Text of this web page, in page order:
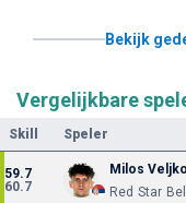
Bekijk
Vergelijkbare
Skill Speler
59.7
60.7
Milos
Red Star